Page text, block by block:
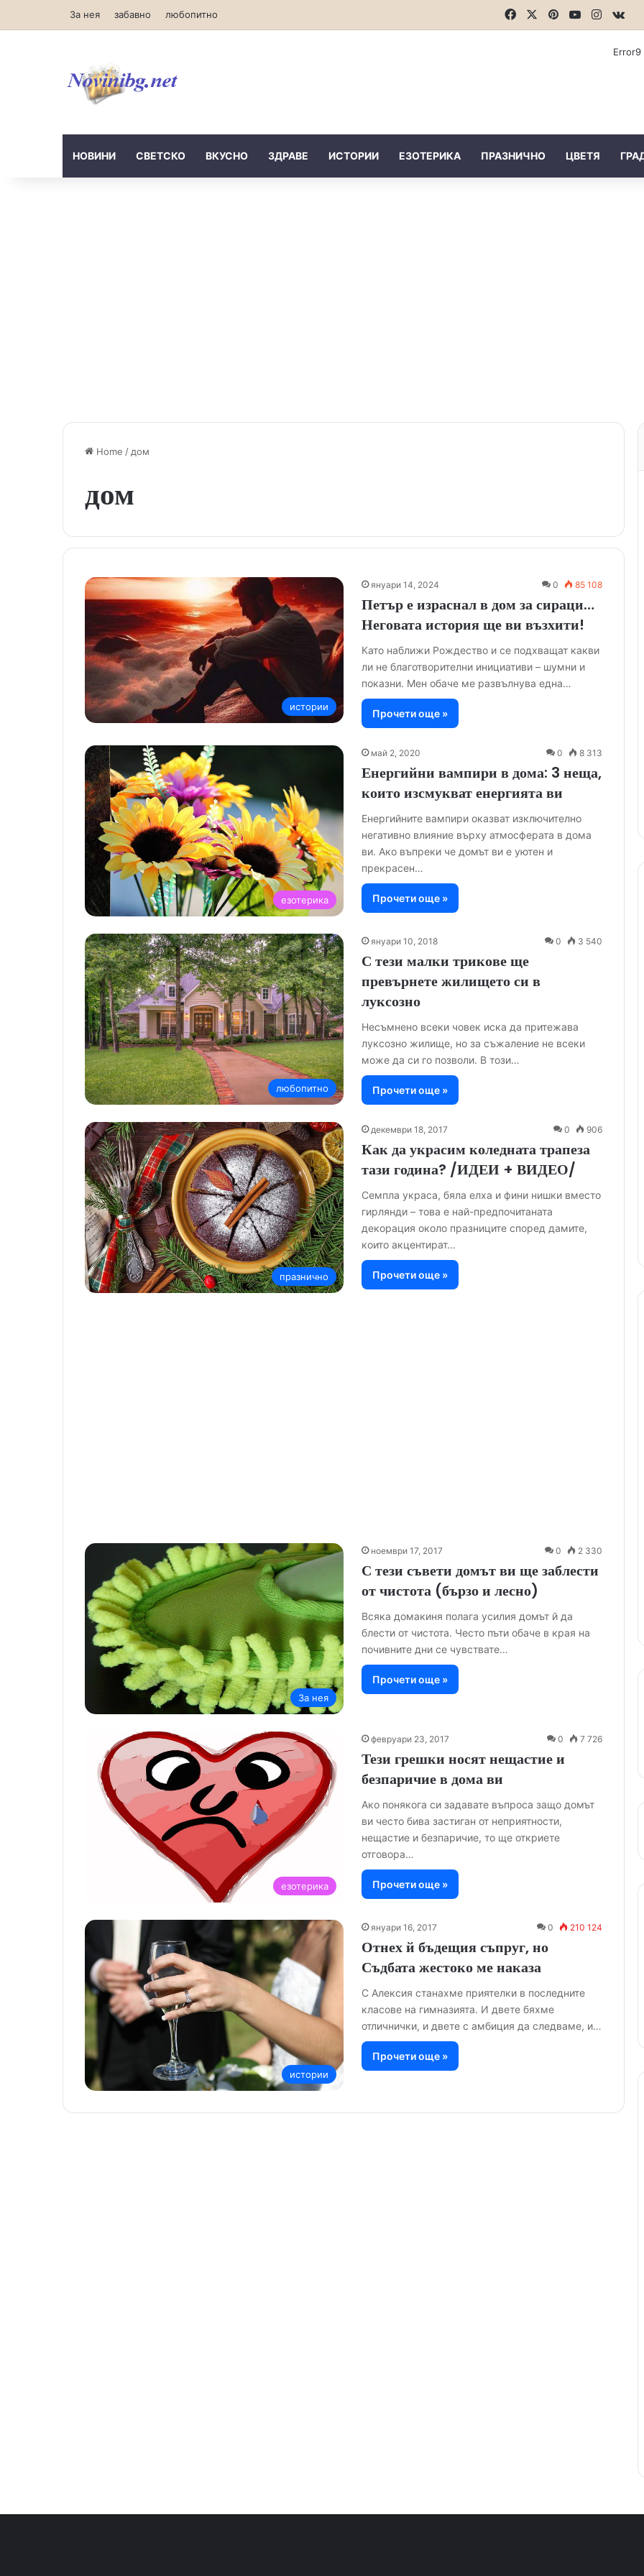
За нея забавно любопитно FacebookPinterestYouTube
Error9
НОВИНИ СВЕТСКО ВКУСНО ЗДРАВЕ ИСТОРИИ ЕЗОТЕРИКА ПРАЗНИЧНО ЦВЕТЯ
Home / дом
дом
истории
януари 14, 2024 0 85 108
Петър е израснал в дом за сираци…
Неговата история ще ви възхити!
Като наближи Рождество и се подхващат какви
ли не благотворителни инициативи – шумни и
показни. Мен обаче ме развълнува една…
Прочети още »
езотерика
май 2, 2020 0 8 313
Енергийни вампири в дома: 3 неща,
които изсмукват енергията ви
Енергийните вампири оказват изключително
негативно влияние върху атмосферата в дома
ви. Ако въпреки че домът ви е уютен и
прекрасен…
Прочети още »
любопитно
януари 10, 2018 0 3 540
С тези малки трикове ще
превърнете жилището си в
луксозно
Несъмнено всеки човек иска да притежава
луксозно жилище, но за съжаление не всеки
може да си го позволи. В този…
Прочети още »
празнично
декември 18, 2017 0 906
Как да украсим коледната трапеза
тази година? /ИДЕИ + ВИДЕО/
Семпла украса, бяла елха и фини нишки вместо
гирлянди – това е най-предпочитаната
декорация около празниците според дамите,
които акцентират…
Прочети още »
За нея
ноември 17, 2017 0 2 330
С тези съвети домът ви ще заблести
от чистота (бързо и лесно)
Всяка домакиня полага усилия домът й да
блести от чистота. Често пъти обаче в края на
почивните дни се чувствате…
Прочети още »
езотерика
февруари 23, 2017 0 7 726
Тези грешки носят нещастие и
безпаричие в дома ви
Ако понякога си задавате въпроса защо домът
ви често бива застиган от неприятности,
нещастие и безпаричие, то ще откриете
отговора…
Прочети още »
истории
януари 16, 2017 0 210 124
Отнех й бъдещия съпруг, но
Съдбата жестоко ме наказа
С Алексия станахме приятелки в последните
класове на гимназията. И двете бяхме
отличнички, и двете с амбиция да следваме, и…
Прочети още »